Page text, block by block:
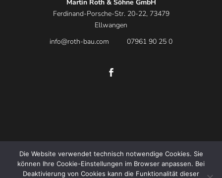
Martin Roth & Söhne GmbH
Ferdinand-Porsche-Str. 20-22, 73479
Ellwangen
info@roth-bau.com
07961 90 25 0
Die Website verwendet technisch notwendige Cookies. Sie
können Ihre Cookie-Einstellungen im Browser anpassen. Bei
Deaktivierung von Cookies kann die Funktionalität dieser